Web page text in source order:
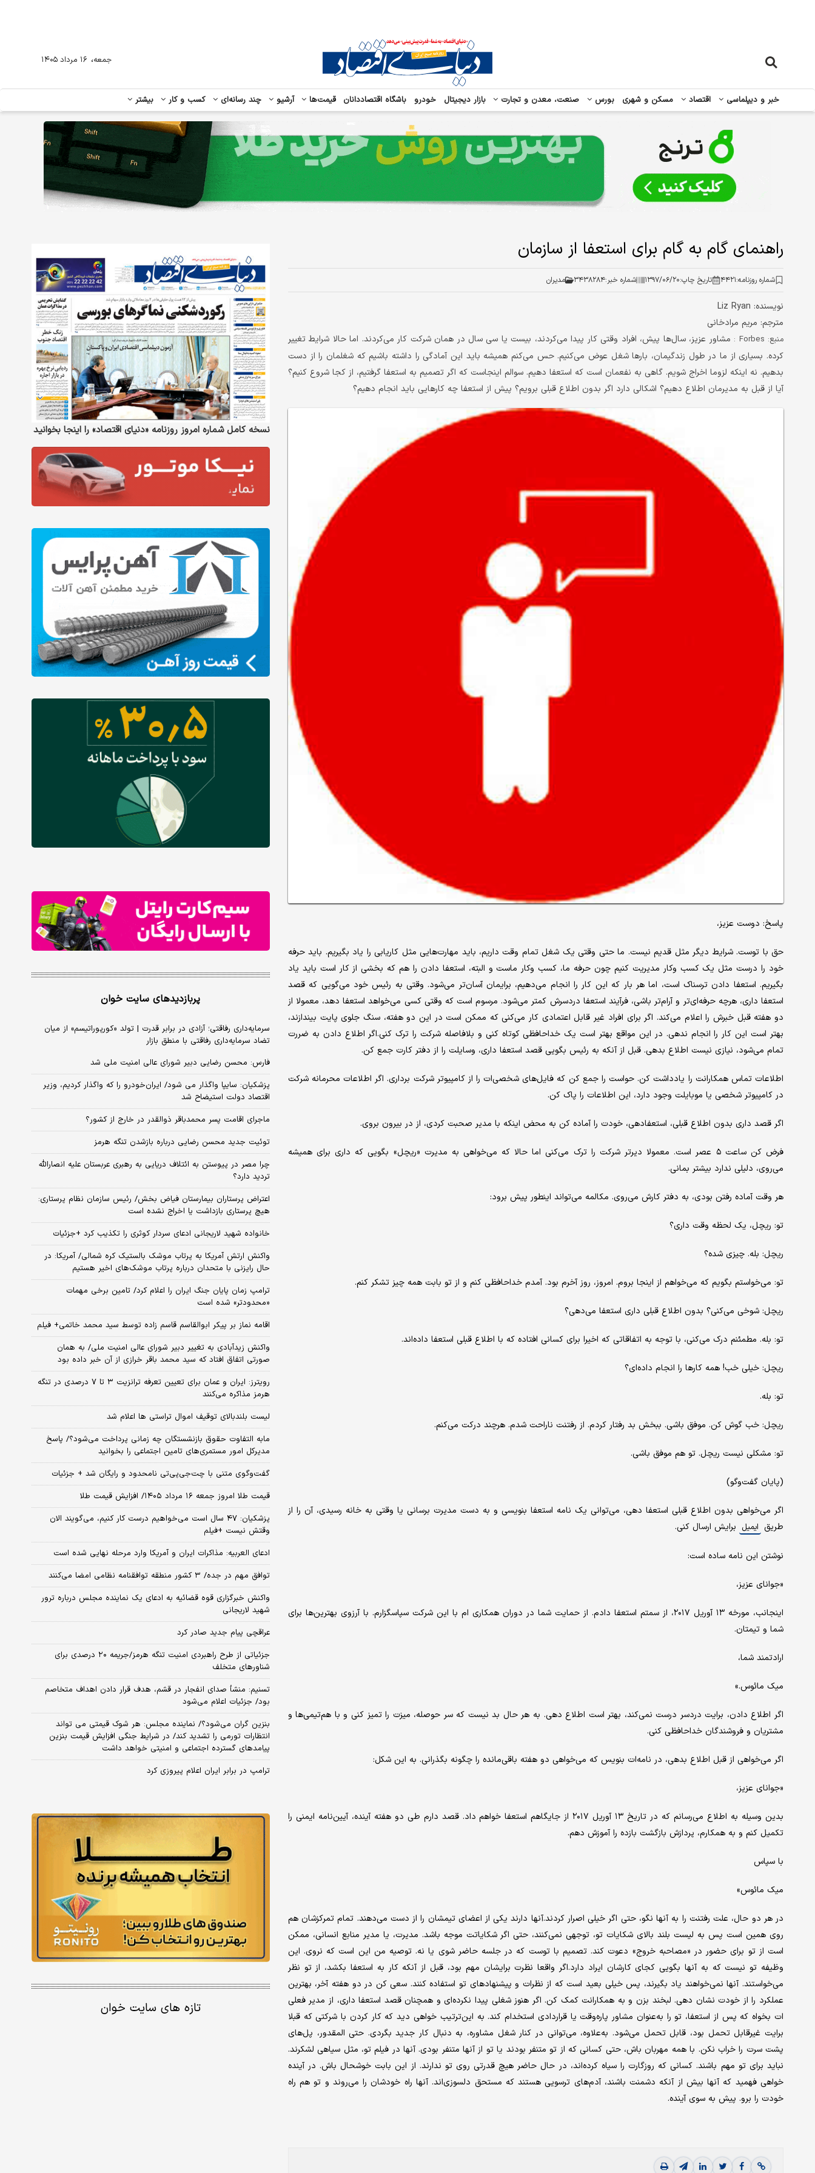
خبر و دیپلماسی اقتصاد مسکن و شهری بورس صنعت، معدن و تجارت بازار دیجیتال خودرو باشگاه اقتصاددانان قیمت‌ها آرشیو چند رسانه‌ای کسب و کار بیشتر
جمعه، ۱۶ مرداد ۱۴۰۵
راهنمای گام به گام برای استعفا از سازمان
شماره روزنامه:۴۴۲۱ تاریخ چاپ:۱۳۹۷/۰۶/۲۰ شماره خبر:۳۴۳۸۲۸۴ مدیران
نویسنده: Liz Ryan
مترجم: مریم مرادخانی
منبع: Forbes :
مشاور عزیز، سال‌ها پیش، افراد وقتی کار پیدا می‌کردند، بیست یا سی سال در همان شرکت کار می‌کردند. اما حالا شرایط تغییر
کرده. بسیاری از ما در طول زندگیمان، بارها شغل عوض می‌کنیم. حس می‌کنم همیشه باید این آمادگی را داشته باشیم که شغلمان را از دست
بدهیم. نه اینکه لزوما اخراج شویم. گاهی به نفعمان است که استعفا دهیم. سوالم اینجاست که اگر تصمیم به استعفا گرفتیم، از کجا شروع کنیم؟
آیا از قبل به مدیرمان اطلاع دهیم؟ اشکالی دارد اگر بدون اطلاع قبلی برویم؟ پیش از استعفا چه کارهایی باید انجام دهیم؟
پاسخ: دوست عزیز،
حق با توست. شرایط دیگر مثل قدیم نیست. ما حتی وقتی یک شغل تمام وقت داریم، باید مهارت‌هایی مثل کاریابی را یاد بگیریم. باید حرفه
خود را درست مثل یک کسب وکار مدیریت کنیم چون حرفه ما، کسب وکار ماست و البته، استعفا دادن را هم که بخشی از کار است باید یاد
بگیریم. استعفا دادن ترسناک است، اما هر بار که این کار را انجام می‌دهیم، برایمان آسان‌تر می‌شود. وقتی به رئیس خود می‌گویی که قصد
استعفا داری، هرچه حرفه‌ای‌تر و آرام‌تر باشی، فرآیند استعفا دردسرش کمتر می‌شود. مرسوم است که وقتی کسی می‌خواهد استعفا دهد، معمولا از
دو هفته قبل خبرش را اعلام می‌کند. اگر برای افراد غیر قابل اعتمادی کار می‌کنی که ممکن است در این دو هفته، سنگ جلوی پایت بیندازند،
بهتر است این کار را انجام ندهی. در این مواقع بهتر است یک خداحافظی کوتاه کنی و بلافاصله شرکت را ترک کنی.اگر اطلاع دادن به ضررت
تمام می‌شود، نیازی نیست اطلاع بدهی. قبل از آنکه به رئیس بگویی قصد استعفا داری، وسایلت را از دفتر کارت جمع کن.
اطلاعات تماس همکارانت را یادداشت کن. حواست را جمع کن که فایل‌های شخصی‌ات را از کامپیوتر شرکت برداری. اگر اطلاعات محرمانه شرکت
در کامپیوتر شخصی یا موبایلت وجود دارد، این اطلاعات را پاک کن.
اگر قصد داری بدون اطلاع قبلی، استعفا‌دهی، خودت را آماده کن به محض اینکه با مدیر صحبت کردی، از در بیرون بروی.
فرض کن ساعت ۵ عصر است. معمولا دیرتر شرکت را ترک می‌کنی اما حالا که می‌خواهی به مدیرت «ریچل» بگویی که داری برای همیشه
می‌روی، دلیلی ندارد بیشتر بمانی.
هر وقت آماده رفتن بودی، به دفتر کارش می‌روی. مکالمه می‌تواند اینطور پیش برود:
تو: ریچل، یک لحظه وقت داری؟
ریچل: بله. چیزی شده؟
تو: می‌خواستم بگویم که می‌خواهم از اینجا بروم. امروز، روز آخرم بود. آمدم خداحافظی کنم و از تو بابت همه چیز تشکر کنم.
ریچل: شوخی می‌کنی؟ بدون اطلاع قبلی داری استعفا می‌دهی؟
تو: بله. مطمئنم درک می‌کنی، با توجه به اتفاقاتی که اخیرا برای کسانی افتاده که با اطلاع قبلی استعفا داده‌اند.
ریچل: خیلی خب! همه کارها را انجام داده‌ای؟
تو: بله.
ریچل: خب گوش کن. موفق باشی. ببخش بد رفتار کردم. از رفتنت ناراحت شدم. هرچند درکت می‌کنم.
تو: مشکلی نیست ریچل. تو هم موفق باشی.
(پایان گفت‌وگو)
اگر می‌خواهی بدون اطلاع قبلی استعفا دهی، می‌توانی یک نامه استعفا بنویسی و به دست مدیرت برسانی یا وقتی به خانه رسیدی، آن را از
طریق ایمیل برایش ارسال کنی.
نوشتن این نامه ساده است:
«جوانای عزیز،
اینجانب، مورخه ۱۳ آوریل ۲۰۱۷، از سمتم استعفا دادم. از حمایت شما در دوران همکاری ام با این شرکت سپاسگزارم. با آرزوی بهترین‌ها برای
شما و تیمتان.
ارادتمند شما،
میک مائوس.»
اگر اطلاع دادن، برایت دردسر درست نمی‌کند، بهتر است اطلاع دهی. به هر حال بد نیست که سر حوصله، میزت را تمیز کنی و با هم‌تیمی‌ها و
مشتریان و فروشندگان خداحافظی کنی.
اگر می‌خواهی از قبل اطلاع بدهی، در نامه‌ات بنویس که می‌خواهی دو هفته باقی‌مانده را چگونه بگذرانی. به این شکل:
«جوانای عزیز،
بدین وسیله به اطلاع می‌رسانم که در تاریخ ۱۳ آوریل ۲۰۱۷ از جایگاهم استعفا خواهم داد. قصد دارم طی دو هفته آینده، آیین‌نامه ایمنی را
تکمیل کنم و به همکارم، پردازش بازگشت بازده را آموزش دهم.
با سپاس
میک مائوس»
در هر دو حال، علت رفتنت را به آنها نگو، حتی اگر خیلی اصرار کردند.آنها دارند یکی از اعضای تیمشان را از دست می‌دهند. تمام تمرکزشان هم
روی همین است پس به لیست بلند بالای شکایات تو، توجهی نمی‌کنند، حتی اگر شکایاتت موجه باشد. مدیرت، یا مدیر منابع انسانی، ممکن
است از تو برای حضور در «مصاحبه خروج» دعوت کند. تصمیم با توست که در جلسه حاضر شوی یا نه. توصیه من این است که نروی. این
وظیفه تو نیست که به آنها بگویی کجای کارشان ایراد دارد.اگر واقعا نظرت برایشان مهم بود، قبل از آنکه کار به استعفا بکشد، از تو نظر
می‌خواستند. آنها نمی‌خواهند یاد بگیرند، پس خیلی بعید است که از نظرات و پیشنهادهای تو استفاده کنند. سعی کن در دو هفته آخر، بهترین
عملکرد را از خودت نشان دهی. لبخند بزن و به همکارانت کمک کن. اگر هنوز شغلی پیدا نکرده‌ای و همچنان قصد استعفا داری، از مدیر فعلی
ات بخواه که پس از استعفا، تو را به‌عنوان مشاور پاره‌وقت یا قراردادی استخدام کند. به این‌ترتیب خواهی دید که کار کردن با شرکتی که قبلا
برایت غیرقابل تحمل بود، قابل تحمل می‌شود. به‌‌علاوه، می‌توانی در کنار شغل مشاوره، به دنبال کار جدید بگردی. حتی المقدور، پل‌های
پشت سرت را خراب نکن. با همه مهربان باش، حتی کسانی که از تو متنفر بودند یا تو از آنها متنفر بودی. آنها در فیلم تو، مثل سیاهی لشکرند.
نباید برای تو مهم باشند. کسانی که روزگارت را سیاه کرده‌اند، در حال حاضر هیچ قدرتی روی تو ندارند. از این بابت خوشحال باش. در آینده
خواهی فهمید که آنها بیش از آنکه دشمنت باشند، آدم‌های ترسویی هستند که مستحق دلسوزی‌اند. آنها راه خودشان را می‌روند و تو هم راه
خودت را برو. پیش به سوی آینده.
نسخه کامل شماره امروز روزنامه «دنیای‌ اقتصاد» را اینجا بخوانید
پربازدیدهای سایت خوان
سرمایه‌داری رفاقتی؛ آزادی در برابر قدرت | تولد «کورپوراتیسم» از میان
تضاد سرمایه‌داری رفاقتی با منطق بازار
فارس: محسن رضایی دبیر شورای عالی امنیت ملی شد
پزشکیان: سایپا واگذار می شود/ ایران‌خودرو را که واگذار کردیم، وزیر
اقتصاد دولت استیضاح شد
ماجرای اقامت پسر محمدباقر ذوالقدر در خارج از کشور؟
توئیت جدید محسن رضایی درباره بازشدن تنگه هرمز
چرا مصر در پیوستن به ائتلاف دریایی به رهبری عربستان علیه انصارالله
تردید دارد؟
اعتراض پرستاران بیمارستان فیاض بخش/ رئیس سازمان نظام پرستاری:
هیچ پرستاری بازداشت یا اخراج نشده است
خانواده شهید لاریجانی ادعای سردار کوثری را تکذیب کرد +جزئیات
واکنش ارتش آمریکا به پرتاب موشک بالستیک کره شمالی/ آمریکا: در
حال رایزنی با متحدان درباره پرتاب موشک‌های اخیر هستیم
ترامپ زمان پایان جنگ ایران را اعلام کرد/ تامین برخی مهمات
«محدودتر» شده است
اقامه نماز بر پیکر ابوالقاسم قاسم زاده توسط سید محمد خاتمی+ فیلم
واکنش زیدآبادی به تغییر دبیر شورای عالی امنیت ملی/ به همان
صورتی اتفاق افتاد که سید محمد باقر خرازی از آن خبر داده بود
رویترز: ایران و عمان برای تعیین تعرفه ترانزیت ۳ تا ۷ درصدی در تنگه
هرمز مذاکره می‌کنند
لیست بلندبالای توقیف اموال تراستی ها اعلام شد
مابه التفاوت حقوق بازنشستگان چه زمانی پرداخت می‌شود؟/ پاسخ
مدیرکل امور مستمری‌های تامین اجتماعی را بخوانید
گفت‌وگوی متنی با چت‌جی‌پی‌تی نامحدود و رایگان شد + جزئیات
قیمت طلا امروز جمعه ۱۶ مرداد ۱۴۰۵/ افزایش قیمت طلا
پزشکیان: ۴۷ سال است می‌خواهیم درست کار کنیم، می‌گویند الان
وقتش نیست +فیلم
ادعای العربیه: مذاکرات ایران و آمریکا وارد مرحله نهایی شده است
توافق مهم در جده/ ۳ کشور منطقه توافقنامه نظامی امضا می‌کنند
واکنش خبرگزاری قوه قضائیه به ادعای یک نماینده مجلس درباره ترور
شهید لاریجانی
عراقچی پیام جدید صادر کرد
جزئیاتی از طرح راهبردی امنیت تنگه هرمز/جریمه ۲۰ درصدی برای
شناورهای متخلف
تسنیم: منشأ صدای انفجار در قشم، هدف قرار دادن اهداف متخاصم
بود/ جزئیات اعلام می‌شود
بنزین گران می‌شود؟/ نماینده مجلس: هر شوک قیمتی می تواند
انتظارات تورمی را تشدید کند/ در شرایط جنگی افزایش قیمت بنزین
پیامدهای گسترده اجتماعی و امنیتی خواهد داشت
ترامپ در برابر ایران اعلام پیروزی کرد
تازه های سایت خوان